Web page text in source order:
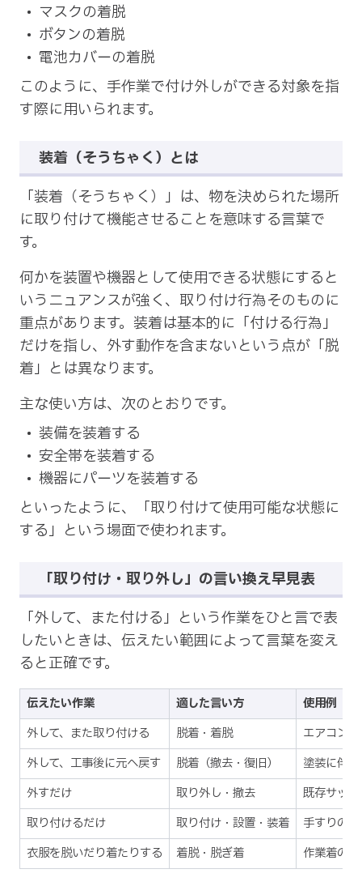
マスクの着脱
ボタンの着脱
電池カバーの着脱
このように、手作業で付け外しができる対象を指
す際に用いられます。
装着（そうちゃく）とは
「装着（そうちゃく）」は、物を決められた場所
に取り付けて機能させることを意味する言葉で
す。
何かを装置や機器として使用できる状態にすると
いうニュアンスが強く、取り付け行為そのものに
重点があります。装着は基本的に「付ける行為」
だけを指し、外す動作を含まないという点が「脱
着」とは異なります。
主な使い方は、次のとおりです。
装備を装着する
安全帯を装着する
機器にパーツを装着する
といったように、「取り付けて使用可能な状態に
する」という場面で使われます。
「取り付け・取り外し」の言い換え早見表
「外して、また付ける」という作業をひと言で表
したいときは、伝えたい範囲によって言葉を変え
ると正確です。
伝えたい作業 適した言い方
使用例
外して、また取り付ける
脱着・着脱
エアコン
外して、工事後に元へ戻す
脱着（撤去・復旧）
塗装に伴
外すだけ
取り外し・撤去
既存サッ
取り付けるだけ
取り付け・設置・装着
手すりの
衣服を脱いだり着たりする
着脱・脱ぎ着 作業着の